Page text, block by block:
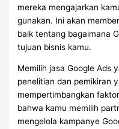
mereka mengajarkan
gunakan. Ini akan
baik tentang bagaimana
tujuan bisnis kamu.
Memilih jasa Google Ads
penelitian dan pemikiran
mempertimbangkan
bahwa kamu memilih
mengelola kampanye